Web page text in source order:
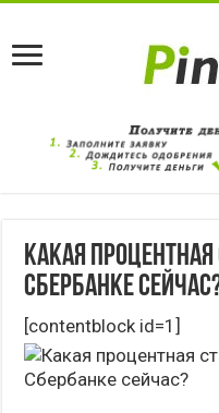
Какая
Сбербанке
[contentblock id=1]